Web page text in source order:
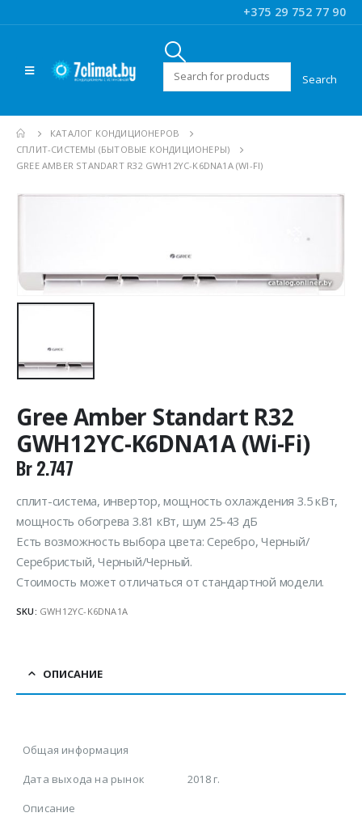
+375 29 752 77 90
Искать:
КАТАЛОГ КОНДИЦИОНЕРОВ
CПЛИТ-СИСТЕМЫ (БЫТОВЫЕ КОНДИЦИОНЕРЫ)
GREE AMBER STANDART R32 GWH12YC-K6DNA1A (WI-FI)
Gree Amber Standart R32
GWH12YC-K6DNA1A (Wi-Fi)
Br2.747
сплит-система, инвертор, мощность охлаждения 3.5 кВт,
мощность обогрева 3.81 кВт, шум 25-43 дБ
Есть возможность выбора цвета: Серебро, Черный/
Серебристый, Черный/Черный.
Стоимость может отличаться от стандартной модели.
SKU: GWH12YC-K6DNA1A
ОПИСАНИЕ
Общая информация
Дата выхода на рынок
2018 г.
Описание